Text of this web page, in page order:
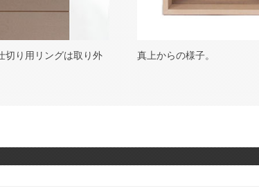
切り用リングは取り外
真上からの様子。